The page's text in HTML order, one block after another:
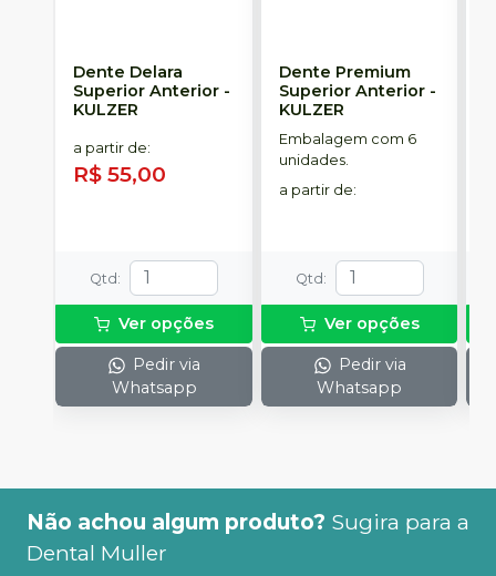
Dente Delara
Superior Anterior -
KULZER
a partir de:
R$ 55,00
Qtd:
Ver opções
Pedir via
Whatsapp
Dente Premium
Superior Anterior-
KULZER
Embalagem com 6
unidades.
a partir de:
Qtd:
Ver opções
Pedir via
Whatsapp
Não achou algum produto? Sugira para a
Dental Muller